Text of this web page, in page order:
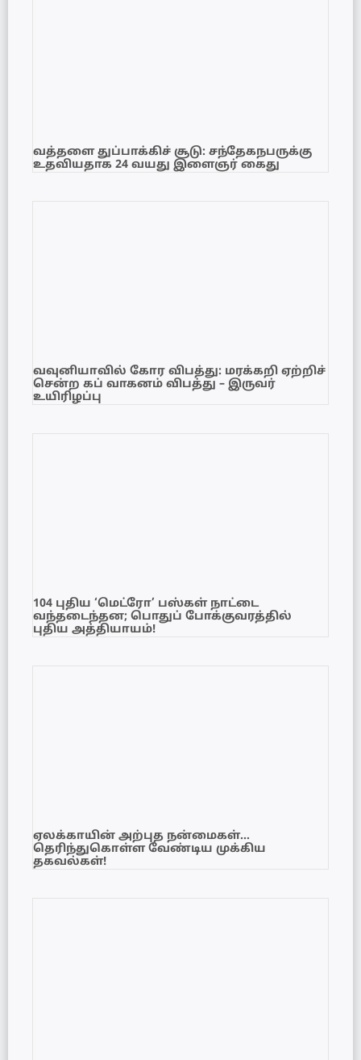
வத்தளை துப்பாக்கிச் சூடு: சந்தேகநபருக்கு
உதவியதாக 24 வயது இளைஞர் கைது
வவுனியாவில் கோர விபத்து: மரக்கறி ஏற்றிச்
சென்ற கப் வாகனம் விபத்து – இருவர்
உயிரிழப்பு
104 புதிய ‘மெட்ரோ’ பஸ்கள் நாட்டை
வந்தடைந்தன; பொதுப் போக்குவரத்தில்
புதிய அத்தியாயம்!
ஏலக்காயின் அற்புத நன்மைகள்…
தெரிந்துகொள்ள வேண்டிய முக்கிய
தகவல்கள்!